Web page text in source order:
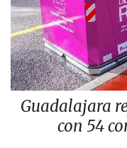
Guadalajara
con 54